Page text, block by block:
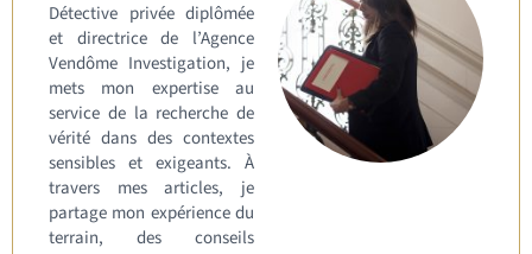
Détective privée diplômée
et directrice de l’Agence
Vendôme Investigation, je
mets mon expertise au
service de la recherche de
vérité dans des contextes
sensibles et exigeants. À
travers mes articles, je
partage mon expérience du
terrain, des conseils